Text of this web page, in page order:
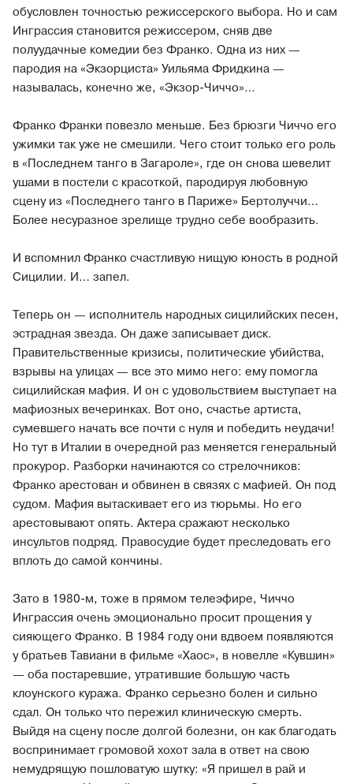
обусловлен точностью режиссерского выбора. Но и сам
Инграссия становится режиссером, сняв две
полуудачные комедии без Франко. Одна из них —
пародия на «Экзорциста» Уильяма Фридкина —
называлась, конечно же, «Экзор-Чиччо»…
Франко Франки повезло меньше. Без брюзги Чиччо его
ужимки так уже не смешили. Чего стоит только его роль
в «Последнем танго в Загароле», где он снова шевелит
ушами в постели с красоткой, пародируя любовную
сцену из «Последнего танго в Париже» Бертолуччи…
Более несуразное зрелище трудно себе вообразить.
И вспомнил Франко счастливую нищую юность в родной
Сицилии. И… запел.
Теперь он — исполнитель народных сицилийских песен,
эстрадная звезда. Он даже записывает диск.
Правительственные кризисы, политические убийства,
взрывы на улицах — все это мимо него: ему помогла
сицилийская мафия. И он с удовольствием выступает на
мафиозных вечеринках. Вот оно, счастье артиста,
сумевшего начать все почти с нуля и победить неудачи!
Но тут в Италии в очередной раз меняется генеральный
прокурор. Разборки начинаются со стрелочников:
Франко арестован и обвинен в связях с мафией. Он под
судом. Мафия вытаскивает его из тюрьмы. Но его
арестовывают опять. Актера сражают несколько
инсультов подряд. Правосудие будет преследовать его
вплоть до самой кончины.
Зато в 1980-м, тоже в прямом телеэфире, Чиччо
Инграссия очень эмоционально просит прощения у
сияющего Франко. В 1984 году они вдвоем появляются
у братьев Тавиани в фильме «Хаос», в новелле «Кувшин»
— оба постаревшие, утратившие большую часть
клоунского куража. Франко серьезно болен и сильно
сдал. Он только что пережил клиническую смерть.
Выйдя на сцену после долгой болезни, он как благодать
воспринимает громовой хохот зала в ответ на свою
немудрящую пошловатую шутку: «Я пришел в рай и